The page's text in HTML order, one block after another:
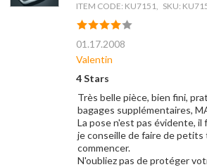
ITEM CODE: KU7151, SKU:
01.17.2008
Valentin
4 Stars
Très belle pièce, bien fini,
bagages supplémentaires,
La pose n'est pas évidente,
je conseille de faire de petits
commencer.
N'oubliez pas de protéger